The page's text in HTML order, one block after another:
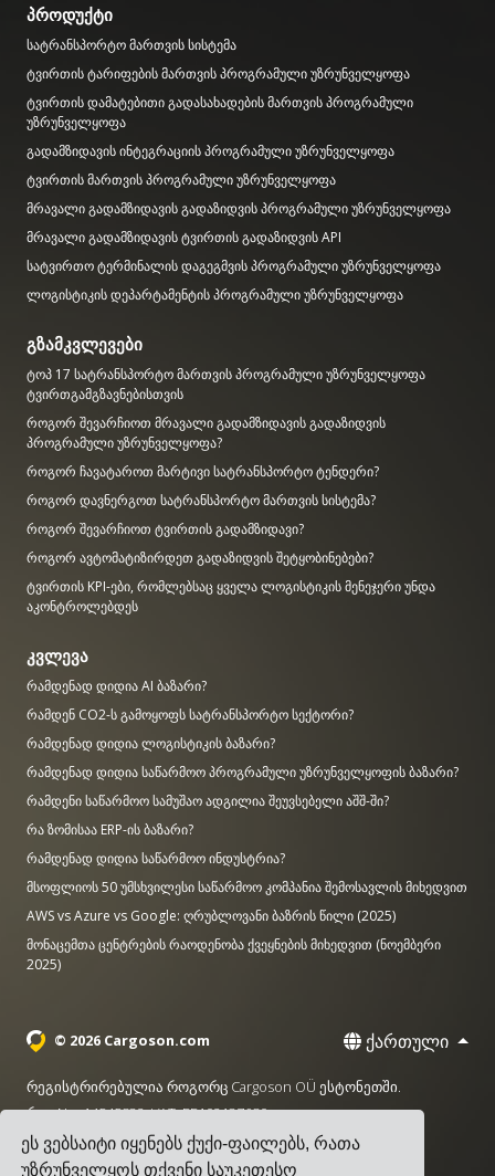
ეს ვებსაიტი იყენებს ქუქი-ფაილებს, რათა
უზრუნველყოს თქვენი საუკეთესო
პროდუქტი
სატრანსპორტო მართვის სისტემა
ტვირთის ტარიფების მართვის პროგრამული უზრუნველყოფა
ტვირთის დამატებითი გადასახადების მართვის პროგრამული
უზრუნველყოფა
გადამზიდავის ინტეგრაციის პროგრამული უზრუნველყოფა
ტვირთის მართვის პროგრამული უზრუნველყოფა
მრავალი გადამზიდავის გადაზიდვის პროგრამული უზრუნველყოფა
მრავალი გადამზიდავის ტვირთის გადაზიდვის API
სატვირთო ტერმინალის დაგეგმვის პროგრამული უზრუნველყოფა
ლოგისტიკის დეპარტამენტის პროგრამული უზრუნველყოფა
გზამკვლევები
ტოპ 17 სატრანსპორტო მართვის პროგრამული უზრუნველყოფა
ტვირთგამგზავნებისთვის
როგორ შევარჩიოთ მრავალი გადამზიდავის გადაზიდვის
პროგრამული უზრუნველყოფა?
როგორ ჩავატაროთ მარტივი სატრანსპორტო ტენდერი?
როგორ დავნერგოთ სატრანსპორტო მართვის სისტემა?
როგორ შევარჩიოთ ტვირთის გადამზიდავი?
როგორ ავტომატიზირდეთ გადაზიდვის შეტყობინებები?
ტვირთის KPI-ები, რომლებსაც ყველა ლოგისტიკის მენეჯერი უნდა
აკონტროლებდეს
კვლევა
რამდენად დიდია AI ბაზარი?
რამდენ CO2-ს გამოყოფს სატრანსპორტო სექტორი?
რამდენად დიდია ლოგისტიკის ბაზარი?
რამდენად დიდია საწარმოო პროგრამული უზრუნველყოფის ბაზარი?
რამდენი საწარმოო სამუშაო ადგილია შეუვსებელი აშშ-ში?
რა ზომისაა ERP-ის ბაზარი?
რამდენად დიდია საწარმოო ინდუსტრია?
მსოფლიოს 50 უმსხვილესი საწარმოო კომპანია შემოსავლის მიხედვით
AWS vs Azure vs Google: ღრუბლოვანი ბაზრის წილი (2025)
მონაცემთა ცენტრების რაოდენობა ქვეყნების მიხედვით (ნოემბერი
2025)
© 2026 Cargoson.com ქართული
რეგისტრირებულია როგორც Cargoson OÜ ესტონეთში.
რეგ No: 14545832. VAT: EE102137680.
სათაო ოფისი: Pärnu mnt. 141, 11314 ტალინი, ესტონეთი